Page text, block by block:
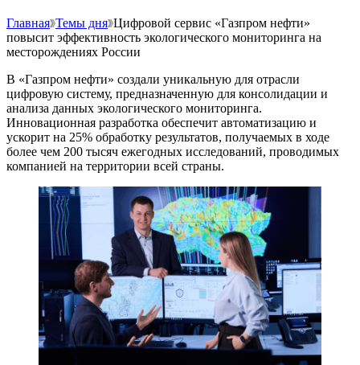
Главная Темы дня Цифровой сервис «Газпром нефти»
повысит эффективность экологического мониторинга на
месторождениях России
В «Газпром нефти» создали уникальную для отрасли
цифровую систему, предназначенную для консолидации и
анализа данных экологического мониторинга.
Инновационная разработка обеспечит автоматизацию и
ускорит на 25% обработку результатов, получаемых в ходе
более чем 200 тысяч ежегодных исследований, проводимых
компанией на территории всей страны.